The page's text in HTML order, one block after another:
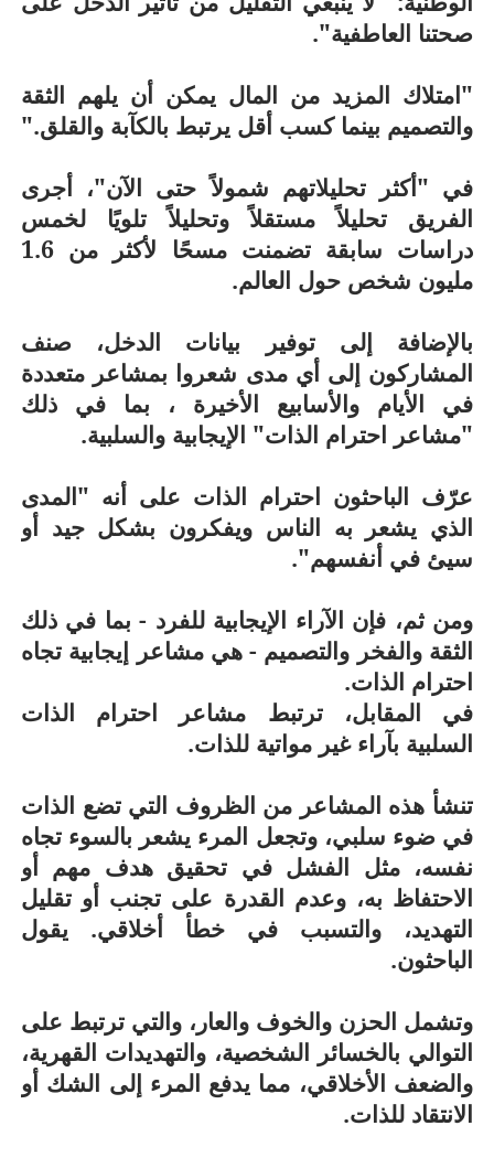
صحتنا العاطفية".
"امتلاك المزيد من المال يمكن أن يلهم الثقة
والتصميم بينما كسب أقل يرتبط بالكآبة والقلق."
في "أكثر تحليلاتهم شمولاً حتى الآن"، أجرى
الفريق تحليلاً مستقلاً وتحليلاً تلويًا لخمس
دراسات سابقة تضمنت مسحًا لأكثر من 1.6
مليون شخص حول العالم.
بالإضافة إلى توفير بيانات الدخل، صنف
المشاركون إلى أي مدى شعروا بمشاعر متعددة
في الأيام والأسابيع الأخيرة ، بما في ذلك
"مشاعر احترام الذات" الإيجابية والسلبية.
عرّف الباحثون احترام الذات على أنه "المدى
الذي يشعر به الناس ويفكرون بشكل جيد أو
سيئ في أنفسهم".
ومن ثم، فإن الآراء الإيجابية للفرد - بما في ذلك
الثقة والفخر والتصميم - هي مشاعر إيجابية تجاه
احترام الذات.
في المقابل، ترتبط مشاعر احترام الذات
السلبية بآراء غير مواتية للذات.
تنشأ هذه المشاعر من الظروف التي تضع الذات
في ضوء سلبي، وتجعل المرء يشعر بالسوء تجاه
نفسه، مثل الفشل في تحقيق هدف مهم أو
الاحتفاظ به، وعدم القدرة على تجنب أو تقليل
التهديد، والتسبب في خطأ أخلاقي. يقول
الباحثون.
وتشمل الحزن والخوف والعار، والتي ترتبط على
التوالي بالخسائر الشخصية، والتهديدات القهرية،
والضعف الأخلاقي، مما يدفع المرء إلى الشك أو
الانتقاد للذات.